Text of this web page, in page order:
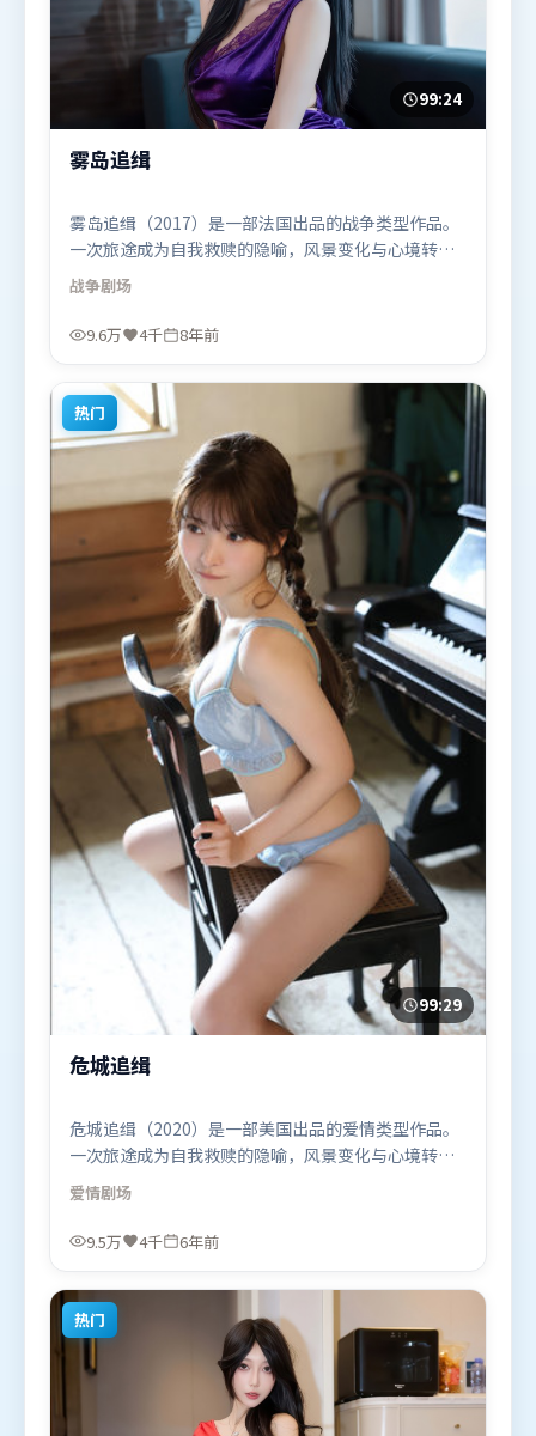
99:24
雾岛追缉
雾岛追缉（2017）是一部法国出品的战争类型作品。
一次旅途成为自我救赎的隐喻，风景变化与心境转折
彼此呼应。人物关系网复杂却不凌乱，每场对手戏都
推动信息增量。由丹尼斯·维伦纽瓦执导，全智贤、
堺雅人、苍井优，吴京、张译等联袂出演。影片于
喜欢战争题材的观众观看。
战争剧场
9.6万 4千 8年前
热门
99:29
危城追缉
危城追缉（2020）是一部美国出品的爱情类型作品。
一次旅途成为自我救赎的隐喻，风景变化与心境转折
彼此呼应。类型元素被重新组合，既致敬经典也尝试
突破套路。由丹尼斯·维伦纽瓦执导，朱一龙、堺雅
人、肖战，秦海璐、基里安·墨菲等联袂出演。影片
合喜欢爱情题材的观众观看。
爱情剧场
9.5万 4千 6年前
热门